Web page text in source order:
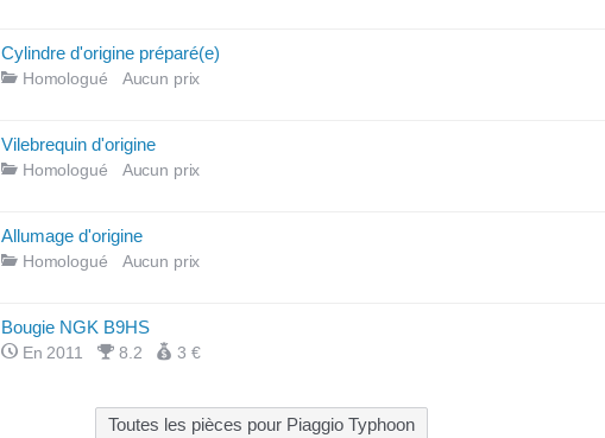
Cylindre d'origine préparé(e)
Homologué Aucun prix
Vilebrequin d'origine
Homologué Aucun prix
Allumage d'origine
Homologué Aucun prix
Bougie NGK B9HS
En 2011 8.2 3 €
Toutes les pièces pour Piaggio Typhoon